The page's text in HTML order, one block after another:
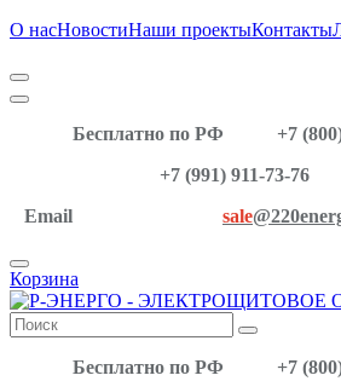
О насНовостиНаши проектыКонтакты
Бесплатно по РФ
+7 (800)
+7 (991) 911-73-76
Email
sale
Корзина
Бесплатно по РФ
+7 (800)